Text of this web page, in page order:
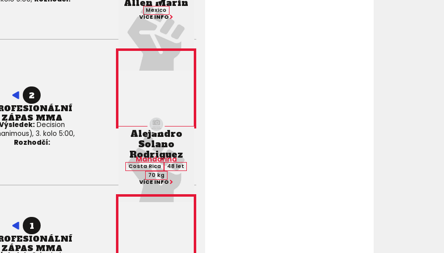
Allen Marin
Mexico
VÍCE INFO
2
ZÁPAS MMA
Decision
3. kolo 5:00,
Rozhodčí:
Alejandro
Solano
Rodriguez
Mandarina
Costa Rica
48 let
70 kg
VÍCE INFO
1
ZÁPAS MMA